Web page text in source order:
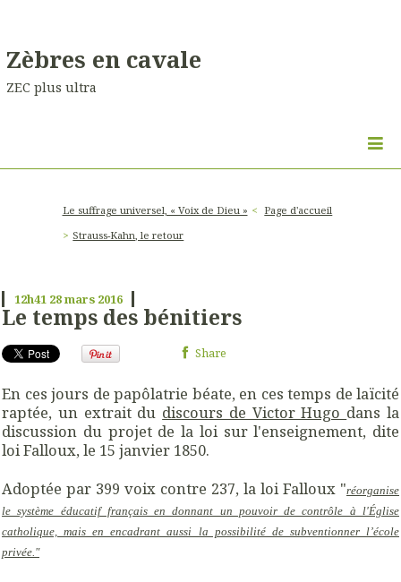
Zèbres en cavale
ZEC plus ultra
Le suffrage universel, « Voix de Dieu »
Page d'accueil
Strauss-Kahn, le retour
12h41 28mars 2016
Le temps des bénitiers
Share
En ces jours de papôlatrie béate, en ces temps de laïcité
raptée, un extrait du discours de Victor Hugo dans la
discussion du projet de la loi sur l'enseignement, dite
loi Falloux, le 15 janvier 1850.
Adoptée par 399 voix contre 237, la loi Falloux "réorganise
le système éducatif français en donnant un pouvoir de contrôle à l'Église
catholique, mais en encadrant aussi la possibilité de subventionner l’école
privée."